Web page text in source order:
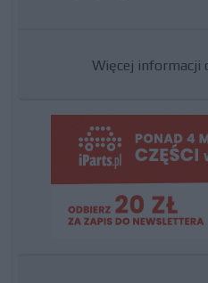
Więcej informacji